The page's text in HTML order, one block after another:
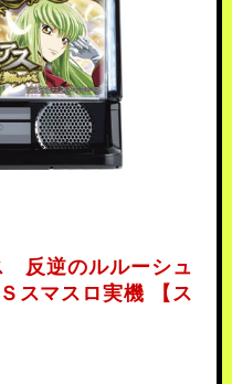
反逆のルルーシュ
スマスロ実機 【ス